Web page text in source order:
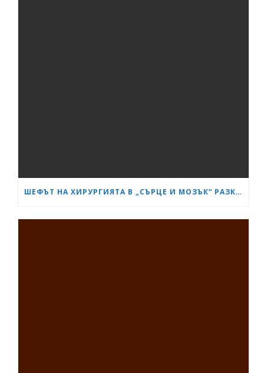
ШЕФЪТ НА ХИРУРГИЯТА В „СЪРЦЕ И МОЗЪК“ РАЗКРИ КАК СА ИЗТРЪГНАЛИ ОТ СМЪРТТА ОЦЕЛЕЛИЯ ОТ КАСАПНИЦАТА НА „ТРАКИЯ“